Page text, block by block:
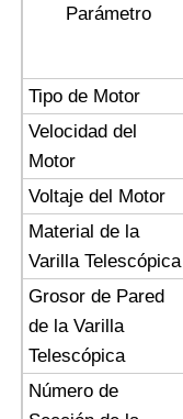
Parámetro
Tipo de Motor
Velocidad del
Motor
Voltaje del Motor
Material de la
Varilla Telescópica
Grosor de Pared
de la Varilla
Telescópica
Número de